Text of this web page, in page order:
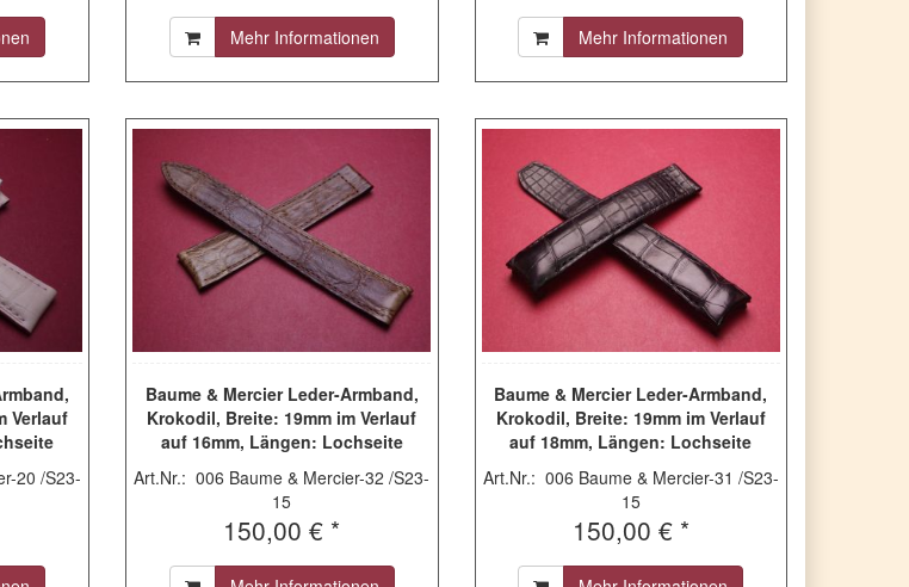
Mehr Informationen Mehr Informationen
Verlauf
20 /S23-
Baume & Mercier Leder-Armband,
Krokodil, Breite: 19mm im Verlauf
auf 16mm, Längen: Lochseite
115mm & Schließenseite 85mm,
Farbe: braun, ohne Schließe (für
Faltschließe)
Art.Nr.: 006 Baume & Mercier-32 /S23-
15
150,00 € *
Baume & Mercier Leder-Armband,
Krokodil, Breite: 19mm im Verlauf
auf 18mm, Längen: Lochseite
115mm & Schließenseite 85mm,
Farbe: schwarz, ohne Schließe,
gebraucht
Art.Nr.: 006 Baume & Mercier-31 /S23-
15
150,00 € *